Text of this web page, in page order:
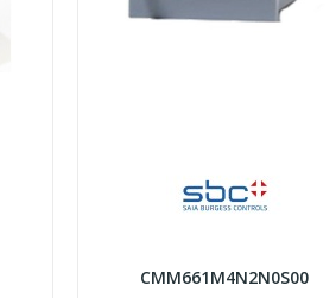
CMM661M4N2N0S00